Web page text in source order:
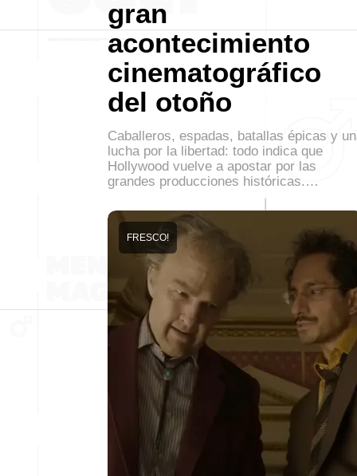
gran
acontecimiento
cinematográfico
del otoño
Caballeros, espadas, batallas épicas y
lucha por la libertad: todo indica que
Hollywood vuelve a apostar por las
grandes producciones históricas.…
FRESCO!